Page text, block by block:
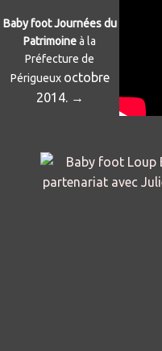
Baby foot Journées du
Patrimoineà la
Préfecture de
Périgueux octobre
2014. →